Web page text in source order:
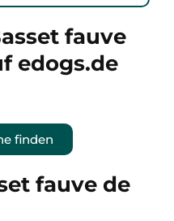
fauve
edogs.de
finden
fauve de